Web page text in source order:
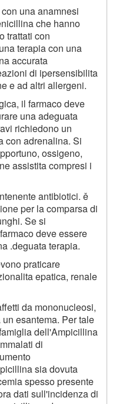
una anamnesi
che hanno
trattati con
terapia con una
accurata
di ipersensibilita
e ad altri allergeni.
il farmaco deve
una adeguata
richiedono un
con adrenalina. Si
ossigeno,
assistita compresi i
antibiotici. ě
per la comparsa di
Se si
deve essere
.deguata terapia.
praticare
epatica, renale
da mononucleosi,
esantema. Per tale
dell'Ampicillina
di
sia dovuta
spesso presente
dati sull'incidenza di